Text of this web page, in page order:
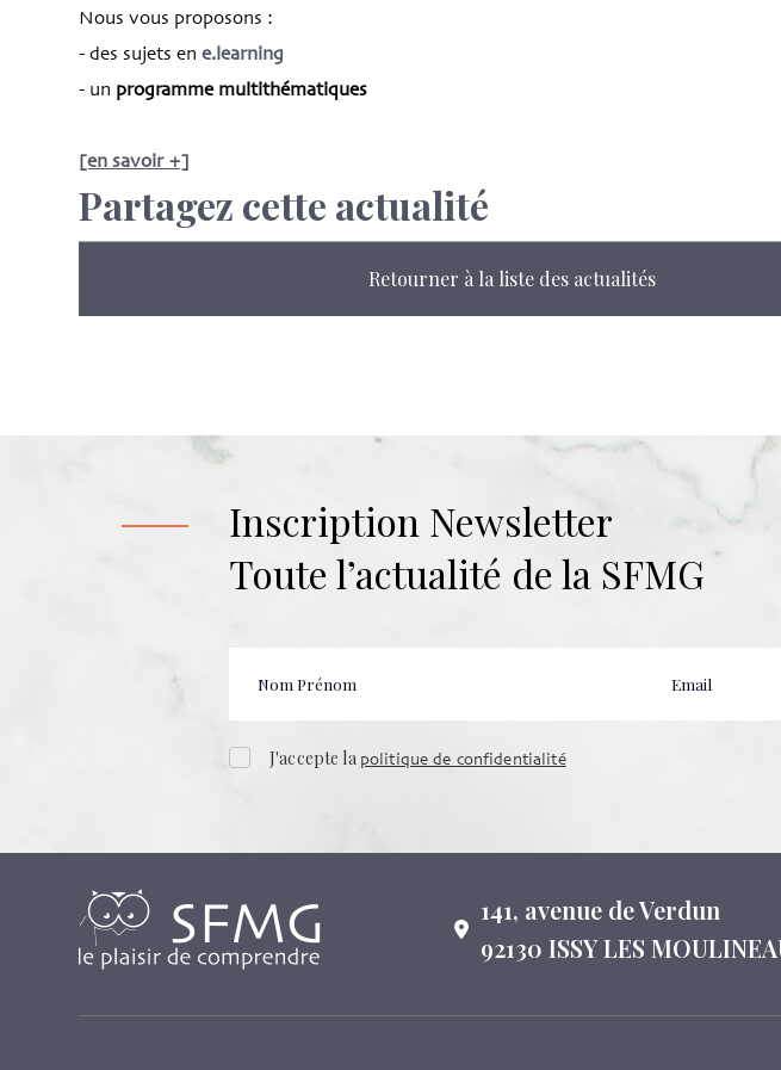
Nous vous proposons :
- des sujets en e.learning
- un programme multithématiques
[en savoir +]
Partagez cette actualité
Retourner à la liste des actualités
Inscription Newsletter
Toute l’actualité de la SFMG
J'accepte lapolitique de confidentialité
141, avenue de Verdun
92130 ISSY LES